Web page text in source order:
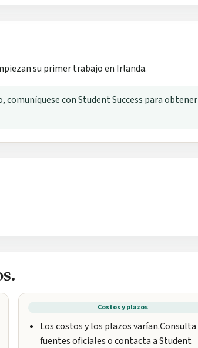
su primer trabajo en Irlanda.
comuníquese con Student Success para obtener
Costos y plazos
Los costos y los plazos varían.Consulta
fuentes oficiales o contacta a Student